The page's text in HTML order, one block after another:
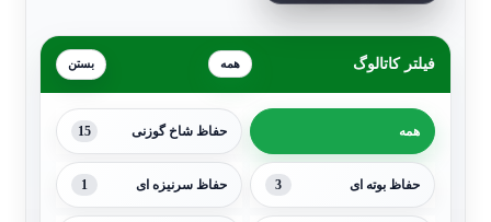
فیلتر کاتالوگ همه
همه حفاظ شاخ گوزنی 15
حفاظ بوته ای 3 حفاظ سرنیزه ای 1